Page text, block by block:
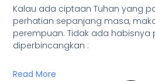
Kalau ada ciptaan Tuhan yang
perhatian sepanjang masa,
perempuan. Tidak ada habisnya
diperbincangkan :
Read More